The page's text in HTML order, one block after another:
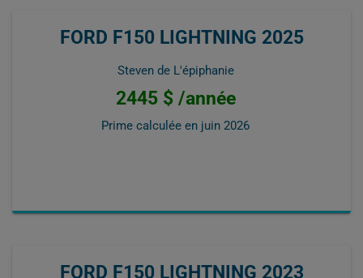
FORD F150 LIGHTNING 2025
Steven de L'épiphanie
2445 $ /année
Prime calculée en juin 2026
FORD F150 LIGHTNING 2023